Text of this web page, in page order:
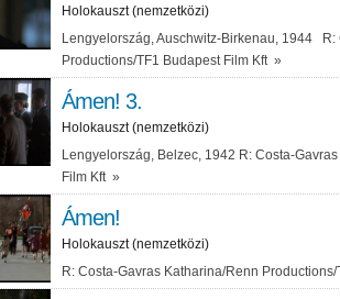
Holokauszt (nemzetközi)
Lengyelország, Auschwitz-Birkenau, 1944 R:
Productions/TF1 Budapest Film Kft »
Ámen! 3.
Holokauszt (nemzetközi)
Lengyelország, Belzec, 1942 R: Costa-
Film Kft »
Ámen!
Holokauszt (nemzetközi)
R: Costa-Gavras Katharina/Renn